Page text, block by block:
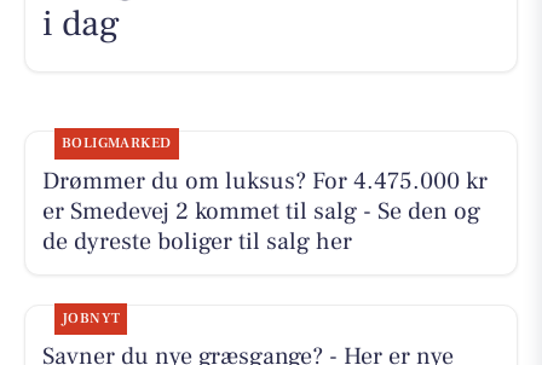
i dag
BOLIGMARKED
Drømmer du om luksus? For 4.475.000 kr
er Smedevej 2 kommet til salg - Se den og
de dyreste boliger til salg her
JOBNYT
Savner du nye græsgange? - Her er nye